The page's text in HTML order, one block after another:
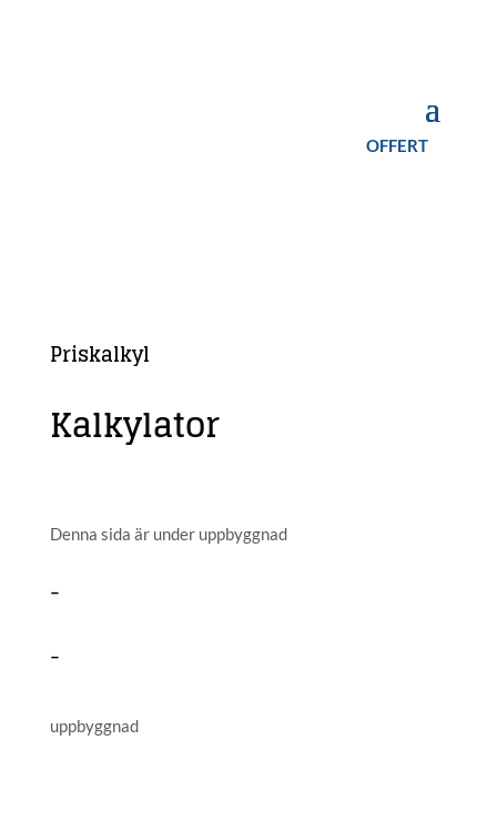
OFFERT
Priskalkyl
Kalkylator
Denna sida är under uppbyggnad
-
-
uppbyggnad